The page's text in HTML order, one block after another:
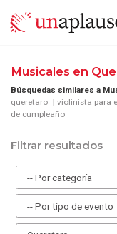
Musicales en
Búsquedas similares a
queretaro
violinista para
de cumpleaño
Filtrar resultados